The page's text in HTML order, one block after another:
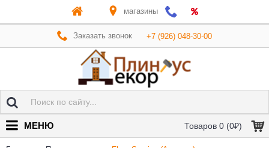
магазины
Заказать звонок +7 (926) 048-30-00
Товаров 0 (0₽)
МЕНЮ